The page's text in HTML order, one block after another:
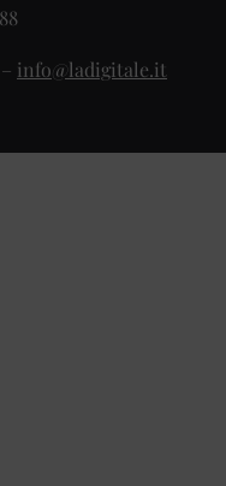
– info@ladigitale.it